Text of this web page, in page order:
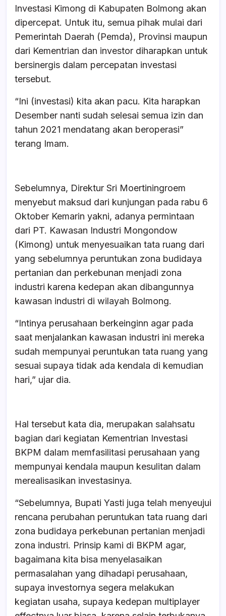
Investasi Kimong di Kabupaten Bolmong akan
dipercepat. Untuk itu, semua pihak mulai dari
Pemerintah Daerah (Pemda), Provinsi maupun
dari Kementrian dan investor diharapkan untuk
bersinergis dalam percepatan investasi
tersebut.
“Ini (investasi) kita akan pacu. Kita harapkan
Desember nanti sudah selesai semua izin dan
tahun 2021 mendatang akan beroperasi”
terang Imam.
Sebelumnya, Direktur Sri Moertiningroem
menyebut maksud dari kunjungan pada rabu 6
Oktober Kemarin yakni, adanya permintaan
dari PT. Kawasan Industri Mongondow
(Kimong) untuk menyesuaikan tata ruang dari
yang sebelumnya peruntukan zona budidaya
pertanian dan perkebunan menjadi zona
industri karena kedepan akan dibangunnya
kawasan industri di wilayah Bolmong.
“Intinya perusahaan berkeinginn agar pada
saat menjalankan kawasan industri ini mereka
sudah mempunyai peruntukan tata ruang yang
sesuai supaya tidak ada kendala di kemudian
hari,” ujar dia.
Hal tersebut kata dia, merupakan salahsatu
bagian dari kegiatan Kementrian Investasi
BKPM dalam memfasilitasi perusahaan yang
mempunyai kendala maupun kesulitan dalam
merealisasikan investasinya.
“Sebelumnya, Bupati Yasti juga telah menyeujui
rencana perubahan peruntukan tata ruang dari
zona budidaya perkebunan pertanian menjadi
zona industri. Prinsip kami di BKPM agar,
bagaimana kita bisa menyelasaikan
permasalahan yang dihadapi perusahaan,
supaya investornya segera melakukan
kegiatan usaha, supaya kedepan multiplayer